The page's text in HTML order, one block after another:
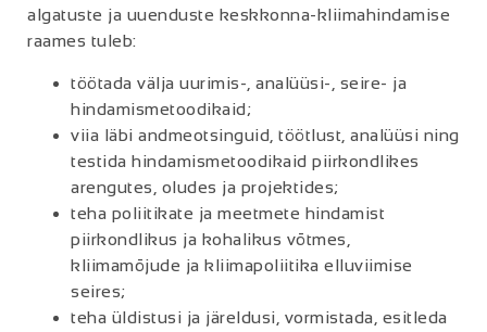
algatuste ja uuenduste keskkonna-kliimahindamise
raames tuleb:
töötada välja uurimis-, analüüsi-, seire- ja
hindamismetoodikaid;
viia läbi andmeotsinguid, töötlust, analüüsi ning
testida hindamismetoodikaid piirkondlikes
arengutes, oludes ja projektides;
teha poliitikate ja meetmete hindamist
piirkondlikus ja kohalikus võtmes,
kliimamõjude ja kliimapoliitika elluviimise
seires;
teha üldistusi ja järeldusi, vormistada, esitleda